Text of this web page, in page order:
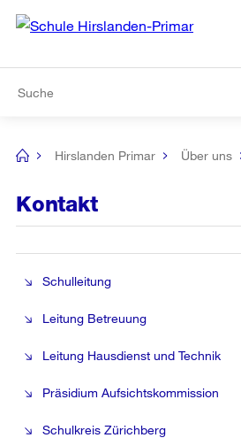
Navigation
[no
Hirslanden Primar Über uns
Kontakt
Schulleitung
Leitung Betreuung
Leitung Hausdienst und Technik
Präsidium Aufsichtskommission
Schulkreis Zürichberg